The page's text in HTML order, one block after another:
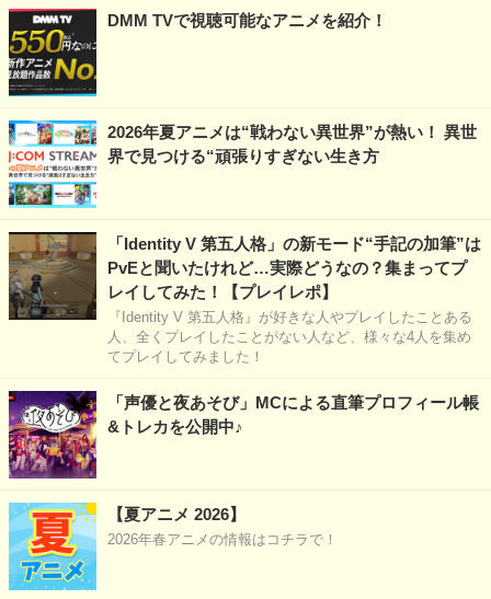
DMM TVで視聴可能なアニメを紹介！
2026年夏アニメは“戦わない異世界”が熱い！ 異世
界で見つける“頑張りすぎない生き方
「Identity V 第五人格」の新モード“手記の加筆”は
PvEと聞いたけれど…実際どうなの？集まってプ
レイしてみた！【プレイレポ】
『Identity V 第五人格』が好きな人やプレイしたことある
人、全くプレイしたことがない人など、様々な4人を集め
てプレイしてみました！
「声優と夜あそび」MCによる直筆プロフィール帳
&トレカを公開中♪
【夏アニメ 2026】
2026年春アニメの情報はコチラで！